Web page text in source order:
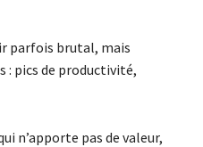
parfois brutal, mais
: pics de productivité,
n’apporte pas de valeur,